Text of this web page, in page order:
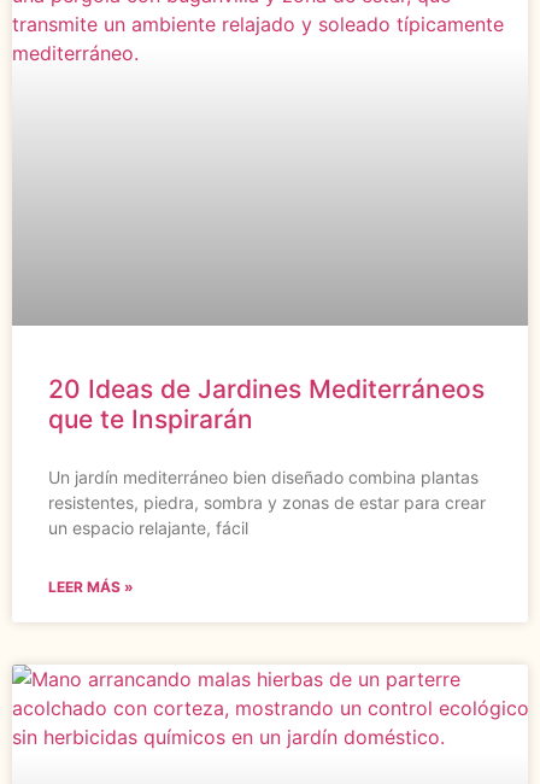
20 Ideas de Jardines Mediterráneos
que te Inspirarán
Un jardín mediterráneo bien diseñado combina plantas
resistentes, piedra, sombra y zonas de estar para crear
un espacio relajante, fácil
LEER MÁS »